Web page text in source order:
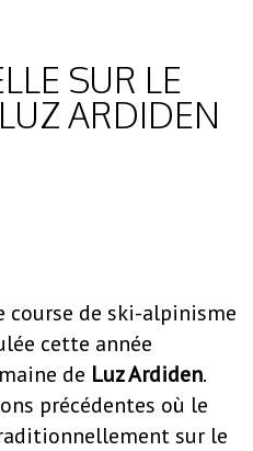
SUR LE
ARDIDEN
course de ski-alpinisme
cette année
de Luz Ardiden.
précédentes où le
sur le